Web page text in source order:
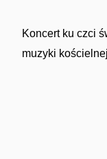
Koncert ku czci
muzyki kościelnej